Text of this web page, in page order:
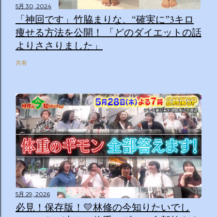
5月 30, 2024
「神回です」竹脇まりな、“確実に”3キロ
痩せる方法を公開！ 「どのダイエットの話
よりささりました」
共有
5月 29, 2026
必見！保存版！💛林修の今知りたいでし